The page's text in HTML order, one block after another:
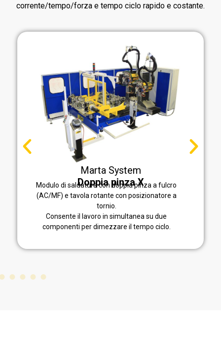
corrente/tempo/forza e tempo ciclo rapido e costante.
Marta System
3 Moduli Twin Gun
Modulo di saldatura con tre pinze e tavola rotante
con doppio posizionatore a tornio.
Consente il lavoro in simultanea su due
componenti per dimezzare il tempo ciclo.